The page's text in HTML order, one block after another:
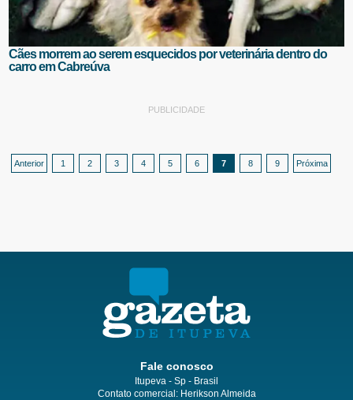
Cães morrem ao serem esquecidos por veterinária dentro do
carro em Cabreúva
PUBLICIDADE
Anterior 1 2 3 4 5 6 7 8 9 Próxima
Fale conosco
Itupeva - Sp - Brasil
Contato comercial: Herikson Almeida